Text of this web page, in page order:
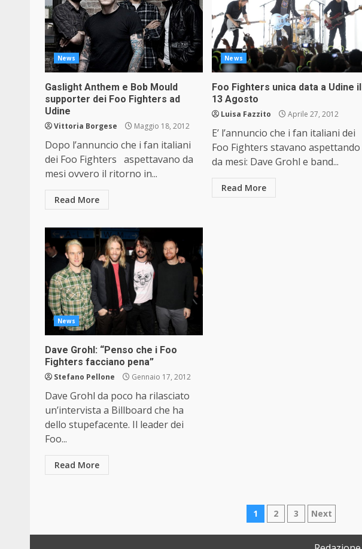
News
Gaslight Anthem e Bob Mould
supporter dei Foo Fighters ad
Udine
Vittoria Borgese Maggio 18, 2012
Dopo l’annuncio che i fan italiani
dei Foo Fighters aspettavano da
mesi ovvero il ritorno in...
Read More
News
Foo Fighters unica data a Udine il
13 Agosto
Luisa Fazzito Aprile 27, 2012
E’ l’annuncio che i fan italiani dei
Foo Fighters stavano aspettando
da mesi: Dave Grohl e band...
Read More
News
Dave Grohl: “Penso che i Foo
Fighters facciano pena”
Stefano Pellone Gennaio 17, 2012
Dave Grohl da poco ha rilasciato
un’intervista a Billboard che ha
dello stupefacente. Il leader dei
Foo...
Read More
Paginazione
degli
1 2 3 Next